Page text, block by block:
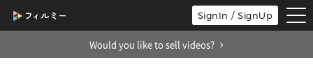
SignIn / SignUp
Would you like to sell videos?